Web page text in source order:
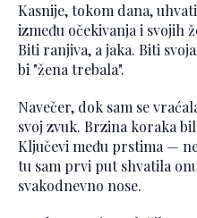
Kasnije, tokom dana,
između očekivanja i svojih
Biti ranjiva, a jaka. Biti
bi "žena trebala".
Navečer, dok sam se
svoj zvuk. Brzina koraka
Ključevi među prstima —
tu sam prvi put shvatila
svakodnevno nose.